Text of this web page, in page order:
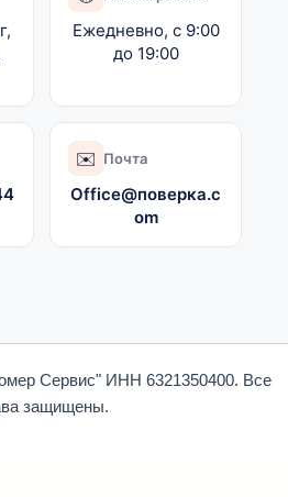
Ежедневно, с 9:00
до 19:00
✉️ Почта
Office@поверка.c
om
Сервис" ИНН 6321350400. Все
защищены.